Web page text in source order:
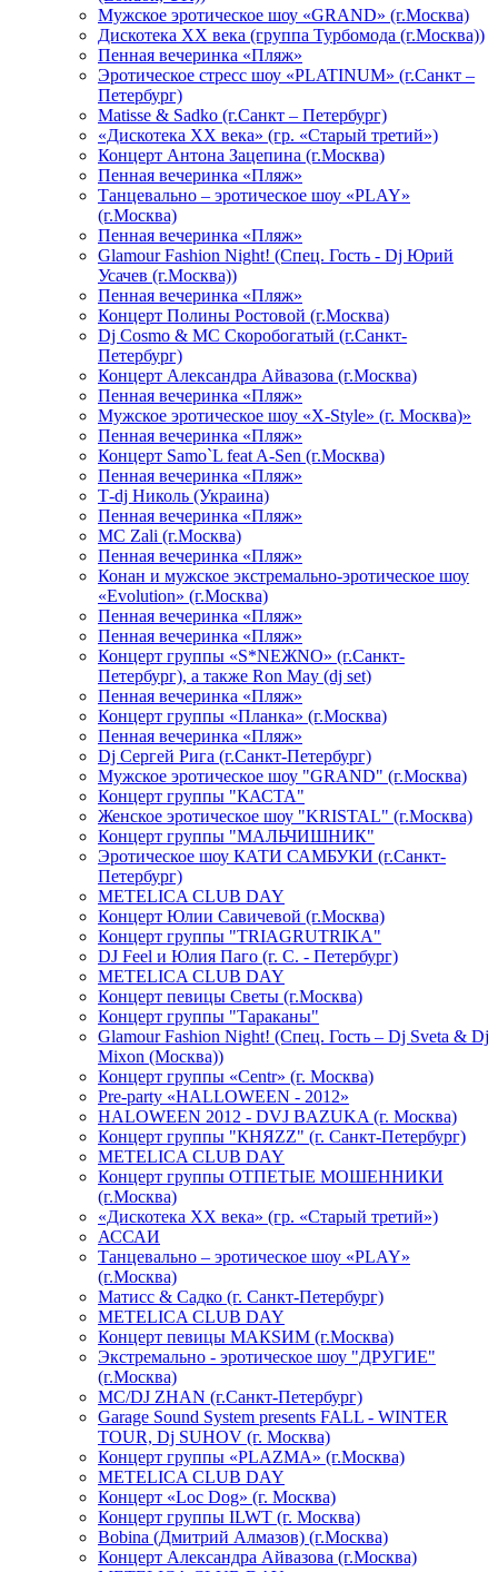
Мужское эротическое шоу «GRAND» (г.Москва)
Дискотека XX века (группа Турбомода (г.Москва))
Пенная вечеринка «Пляж»
Эротическое стресс шоу «PLATINUM» (г.Санкт –
Петербург)
Matisse & Sadko (г.Санкт – Петербург)
«Дискотека ХХ века» (гр. «Старый третий»)
Концерт Антона Зацепина (г.Москва)
Пенная вечеринка «Пляж»
Танцевально – эротическое шоу «PLAY»
(г.Москва)
Пенная вечеринка «Пляж»
Glamour Fashion Night! (Спец. Гость - Dj Юрий
Усачев (г.Москва))
Пенная вечеринка «Пляж»
Концерт Полины Ростовой (г.Москва)
Dj Cosmo & МС Скоробогатый (г.Санкт-
Петербург)
Концерт Александра Айвазова (г.Москва)
Пенная вечеринка «Пляж»
Мужское эротическое шоу «X-Style» (г. Москва)»
Пенная вечеринка «Пляж»
Концерт Samo`L feat A-Sen (г.Москва)
Пенная вечеринка «Пляж»
Т-dj Николь (Украина)
Пенная вечеринка «Пляж»
МС Zali (г.Москва)
Пенная вечеринка «Пляж»
Конан и мужское экстремально-эротическое шоу
«Evolution» (г.Москва)
Пенная вечеринка «Пляж»
Пенная вечеринка «Пляж»
Концерт группы «S*NEЖNO» (г.Санкт-
Петербург), а также Ron May (dj set)
Пенная вечеринка «Пляж»
Концерт группы «Планка» (г.Москва)
Пенная вечеринка «Пляж»
Dj Сергей Рига (г.Санкт-Петербург)
Мужское эротическое шоу "GRAND" (г.Москва)
Концерт группы "КАСТА"
Женское эротическое шоу "KRISTAL" (г.Москва)
Концерт группы "МАЛЬЧИШНИК"
Эротическое шоу КАТИ САМБУКИ (г.Санкт-
Петербург)
METELICA CLUB DAY
Концерт Юлии Савичевой (г.Москва)
Концерт группы "TRIAGRUTRIKA"
DJ Feel и Юлия Паго (г. С. - Петербург)
METELICA CLUB DAY
Концерт певицы Светы (г.Москва)
Концерт группы "Тараканы"
Glamour Fashion Night! (Спец. Гость – Dj Sveta & Dj
Mixon (Москва))
Концерт группы «Centr» (г. Москва)
Pre-party «HALLOWEEN - 2012»
HALOWEEN 2012 - DVJ BAZUKA (г. Москва)
Концерт группы "КНЯZZ" (г. Санкт-Петербург)
METELICA CLUB DAY
Концерт группы ОТПЕТЫЕ МОШЕННИКИ
(г.Москва)
«Дискотека ХХ века» (гр. «Старый третий»)
АССАИ
Танцевально – эротическое шоу «PLAY»
(г.Москва)
Матисс & Садко (г. Санкт-Петербург)
METELICA CLUB DAY
Концерт певицы МАКSИМ (г.Москва)
Экстремально - эротическое шоу "ДРУГИЕ"
(г.Москва)
МС/DJ ZHAN (г.Санкт-Петербург)
Garage Sound System presents FALL - WINTER
TOUR, Dj SUHOV (г. Москва)
Концерт группы «PLAZMA» (г.Москва)
METELICA CLUB DAY
Концерт «Loc Dog» (г. Москва)
Концерт группы ILWT (г. Москва)
Bobina (Дмитрий Алмазов) (г.Москва)
Концерт Александра Айвазова (г.Москва)